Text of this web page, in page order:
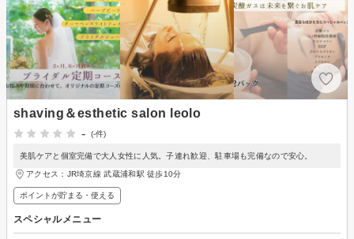
shaving＆esthetic salon leolo
-
(-件)
美肌ケアと個室完備で大人女性に人気。子連れ歓迎、駐車場も完備なので安心。
アクセス：JR埼京線 武蔵浦和駅 徒歩10分
ポイントが貯まる・使える
スペシャルメニュー